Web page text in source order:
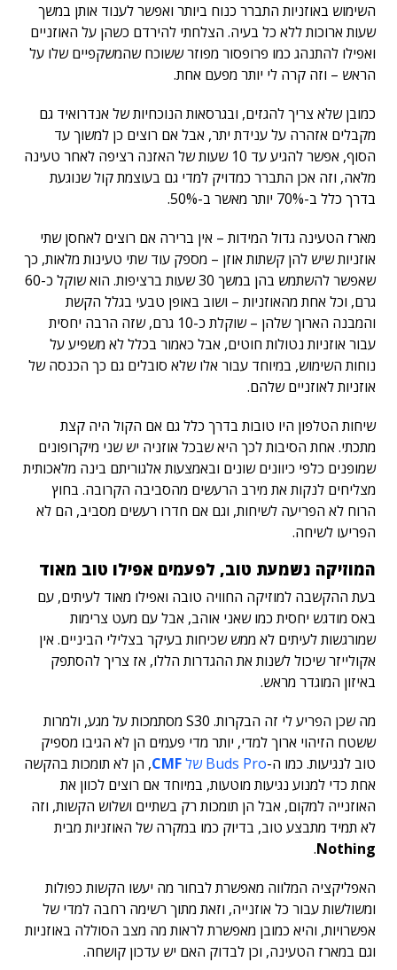
השימוש באוזניות התברר כנוח ביותר ואפשר לענוד אותן במשך
שעות ארוכות ללא כל בעיה. הצלחתי להירדם כשהן על האוזניים
ואפילו להתנהג כמו פרופסור מפוזר ששוכח שהמשקפיים שלו על
הראש – וזה קרה לי יותר מפעם אחת.
כמובן שלא צריך להגזים, ובגרסאות הנוכחיות של אנדרואיד גם
מקבלים אזהרה על ענידת יתר, אבל אם רוצים כן למשוך עד
הסוף, אפשר להגיע עד 10 שעות של האזנה רציפה לאחר טעינה
מלאה, וזה אכן התברר כמדויק למדי גם בעוצמת קול שנוגעת
בדרך כלל ב-70% יותר מאשר ב-50%.
מארז הטעינה גדול המידות – אין ברירה אם רוצים לאחסן שתי
אוזניות שיש להן קשתות אוזן – מספק עוד שתי טעינות מלאות, כך
שאפשר להשתמש בהן במשך 30 שעות ברציפות. הוא שוקל כ-60
גרם, וכל אחת מהאוזניות – ושוב באופן טבעי בגלל הקשת
והמבנה הארוך שלהן – שוקלת כ-10 גרם, שזה הרבה יחסית
עבור אוזניות נטולות חוטים, אבל כאמור בכלל לא משפיע על
נוחות השימוש, במיוחד עבור אלו שלא סובלים גם כך הכנסה של
אוזניות לאוזניים שלהם.
שיחות הטלפון היו טובות בדרך כלל גם אם הקול היה קצת
מתכתי. אחת הסיבות לכך היא שבכל אוזניה יש שני מיקרופונים
שמופנים כלפי כיוונים שונים ובאמצעות אלגוריתם בינה מלאכותית
מצליחים לנקות את מירב הרעשים מהסביבה הקרובה. בחוץ
הרוח לא הפריעה לשיחות, וגם אם חדרו רעשים מסביב, הם לא
הפריעו לשיחה.
המוזיקה נשמעת טוב, לפעמים אפילו טוב מאוד
בעת ההקשבה למוזיקה החוויה טובה ואפילו מאוד לעיתים, עם
באס מודגש יחסית כמו שאני אוהב, אבל עם מעט צרימות
שמורגשות לעיתים לא ממש שכיחות בעיקר בצלילי הביניים. אין
אקולייזר שיכול לשנות את ההגדרות הללו, אז צריך להסתפק
באיזון המוגדר מראש.
מה שכן הפריע לי זה הבקרות. S30 מסתמכות על מגע, ולמרות
ששטח הזיהוי ארוך למדי, יותר מדי פעמים הן לא הגיבו מספיק
טוב לנגיעות. כמו ה-Buds Pro של CMF, הן לא תומכות בהקשה
אחת כדי למנוע נגיעות מוטעות, במיוחד אם רוצים לכוון את
האוזנייה למקום, אבל הן תומכות רק בשתיים ושלוש הקשות, וזה
לא תמיד מתבצע טוב, בדיוק כמו במקרה של האוזניות מבית
Nothing
.
האפליקציה המלווה מאפשרת לבחור מה יעשו הקשות כפולות
ומשולשות עבור כל אוזנייה, וזאת מתוך רשימה רחבה למדי של
אפשרויות, והיא כמובן מאפשרת לראות מה מצב הסוללה באוזניות
וגם במארז הטעינה, וכן לבדוק האם יש עדכון קושחה.